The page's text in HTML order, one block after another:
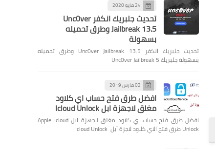
24 مايو 2020
تحديث جلبريك انكفر Unc0ver
Jailbreak 13.5 وطرق تحميله
بسهولة
تحديث جلبريك انكفر Unc0ver Jailbreak 13.5 وطرق تحميله
بسهولة جلبريك Unc0ver Jailbreak 5
02 مارس 2019
افضل طرق فتح حساب اي كلاود
مغلق لاجهزة ابل Icloud Unlock
افضل طرق فتح حساب اي كلاود مغلق لاجهزة ابل Apple Icloud
Unlock طرق فتح الاي كلاود لاجزة آبل Icloud Unlock